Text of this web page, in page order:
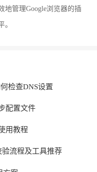
地管理Google浏览器的插
。
检查DNS设置
配置文件
用教程
流程及工具推荐